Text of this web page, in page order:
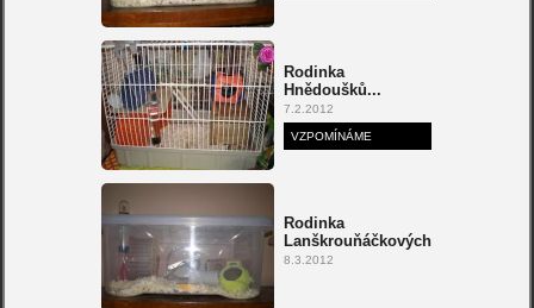
Rodinka
Hnědoušků...
7.2.2012
VZPOMÍNÁME
Rodinka
Lanškrouňáčkových
8.3.2012